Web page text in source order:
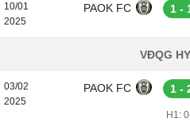
10/01
2025
PAOK FC 1 -
VĐQG
03/02
2025
PAOK FC 1 -
H1: